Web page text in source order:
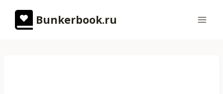
содержимому
Bunkerbook.ru